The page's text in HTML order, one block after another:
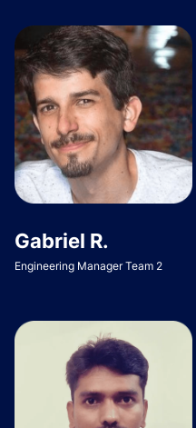
Gabriel R.
Engineering Manager Team 2